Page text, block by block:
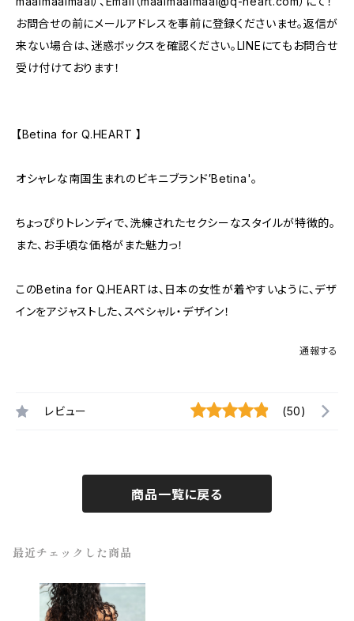
お問合せの前にメールアドレスを事前に登録くださいませ。返信が
来ない場合は、迷惑ボックスを確認ください。LINEにてもお問合せ
受け付けております！
【Betina for Q.HEART 】
オシャレな南国生まれのビキニブランド′Betina'。
ちょっぴりトレンディで、洗練されたセクシーなスタイルが特徴的。
また、お手頃な価格がまた魅力っ！
このBetina for Q.HEARTは、日本の女性が着やすいように、デザ
インをアジャストした、スペシャル・デザイン！
通報する
レビュー (50)
商品一覧に戻る
最近チェックした商品